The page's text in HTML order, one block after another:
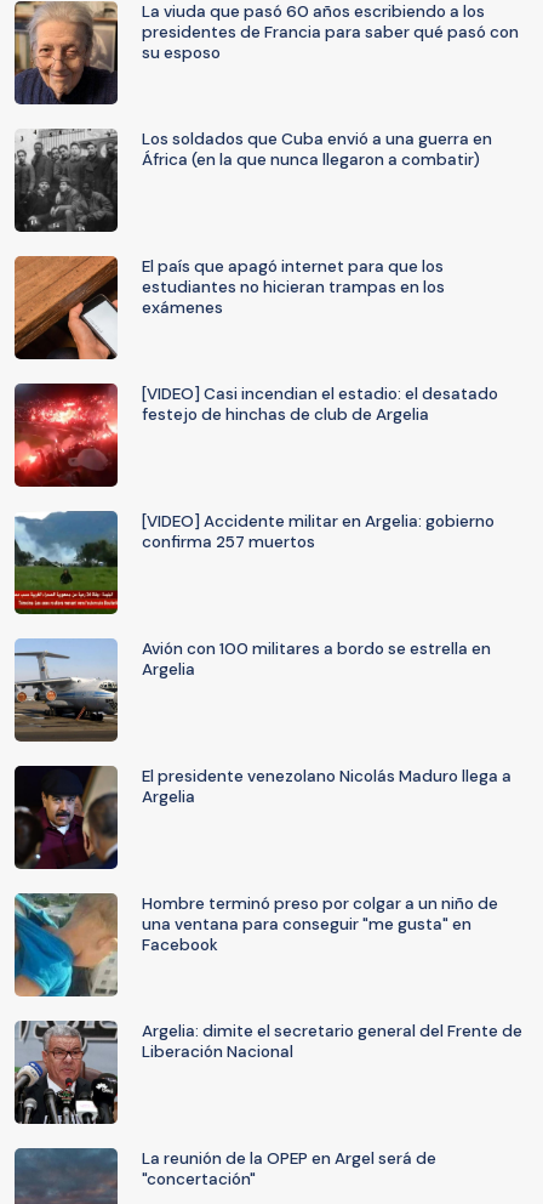
La viuda que pasó 60 años escribiendo a los
presidentes de Francia para saber qué pasó con
su esposo
Los soldados que Cuba envió a una guerra en
África (en la que nunca llegaron a combatir)
El país que apagó internet para que los
estudiantes no hicieran trampas en los
exámenes
[VIDEO] Casi incendian el estadio: el desatado
festejo de hinchas de club de Argelia
[VIDEO] Accidente militar en Argelia: gobierno
confirma 257 muertos
Avión con 100 militares a bordo se estrella en
Argelia
El presidente venezolano Nicolás Maduro llega a
Argelia
Hombre terminó preso por colgar a un niño de
una ventana para conseguir "me gusta" en
Facebook
Argelia: dimite el secretario general del Frente de
Liberación Nacional
La reunión de la OPEP en Argel será de
"concertación"